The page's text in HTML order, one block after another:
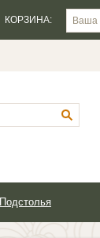
Подстолья
КОРЗИНА: Ваша